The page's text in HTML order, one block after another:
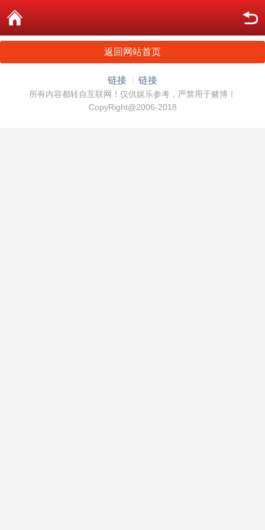
返回网站首页
链接 链接
所有内容都转自互联网！仅供娱乐参考，严禁用于赌博！
CopyRight@2006-2018